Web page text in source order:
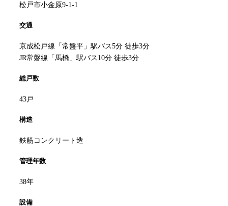
松戸市小金原9-1-1
交通
京成松戸線「常盤平」駅バス5分 徒歩3分
JR常磐線「馬橋」駅バス10分 徒歩3分
総戸数
43戸
構造
鉄筋コンクリート造
管理年数
38年
設備